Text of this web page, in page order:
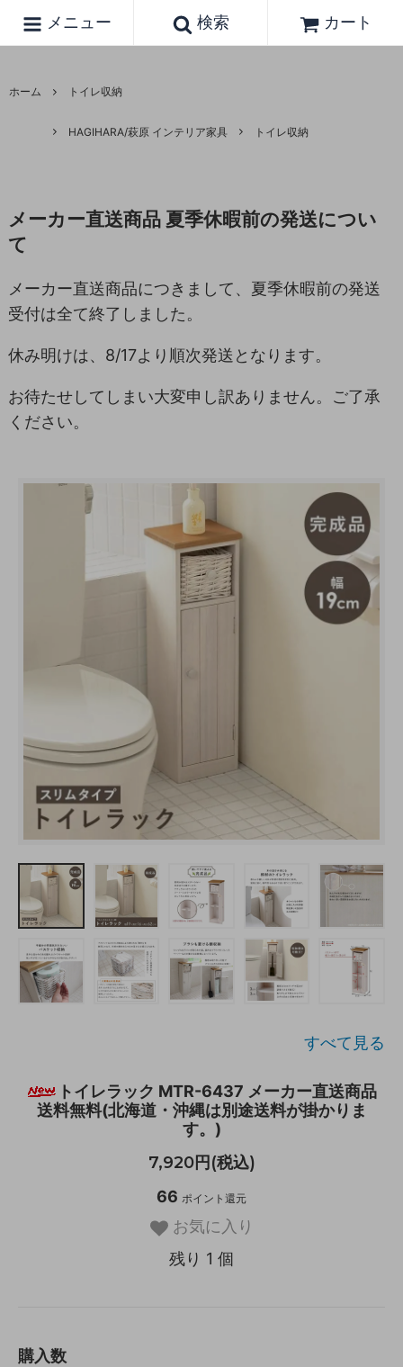
メニュー 検索 カート
ホーム トイレ収納
HAGIHARA/萩原 インテリア家具 トイレ収納
メーカー直送商品 夏季休暇前の発送につい
て
メーカー直送商品につきまして、夏季休暇前の発送
受付は全て終了しました。
休み明けは、8/17より順次発送となります。
お待たせしてしまい大変申し訳ありません。ご了承
ください。
すべて見る
トイレラック MTR-6437 メーカー直送商品
送料無料(北海道・沖縄は別途送料が掛かりま
す。)
7,920円(税込)
66 ポイント還元
お気に入り
残り 1 個
購入数